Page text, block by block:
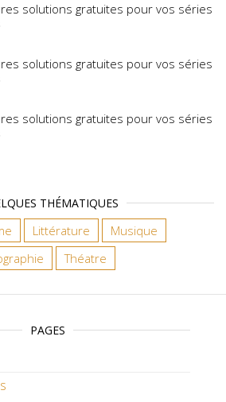
solutions gratuites pour vos séries
solutions gratuites pour vos séries
solutions gratuites pour vos séries
THÉMATIQUES
Littérature
Musique
Théatre
PAGES